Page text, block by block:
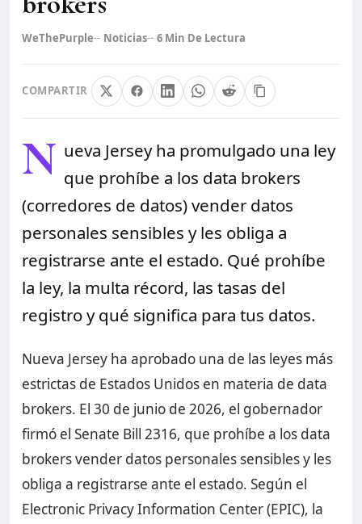
WeThePurple Noticias 6 Min De Lectura
COMPARTIR
N ueva Jersey ha promulgado una ley
que prohíbe a los data brokers
(corredores de datos) vender datos
personales sensibles y les obliga a
registrarse ante el estado. Qué prohíbe
la ley, la multa récord, las tasas del
registro y qué significa para tus datos.
Nueva Jersey ha aprobado una de las leyes más
estrictas de Estados Unidos en materia de data
brokers. El 30 de junio de 2026, el gobernador
firmó el Senate Bill 2316, que prohíbe a los data
brokers vender datos personales sensibles y les
obliga a registrarse ante el estado. Según el
Electronic Privacy Information Center (EPIC), la